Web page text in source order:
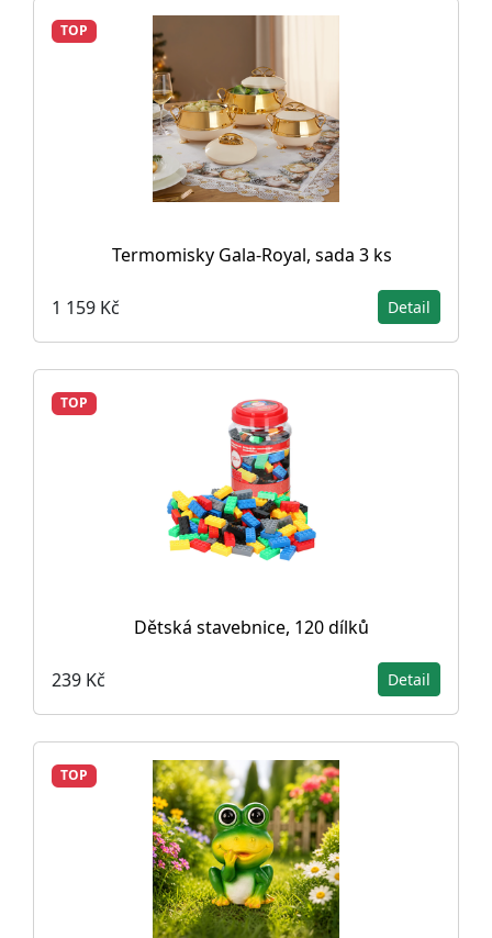
TOP
Termomisky Gala-Royal, sada 3 ks
1 159 Kč Detail
TOP
Dětská stavebnice, 120 dílků
239 Kč Detail
TOP